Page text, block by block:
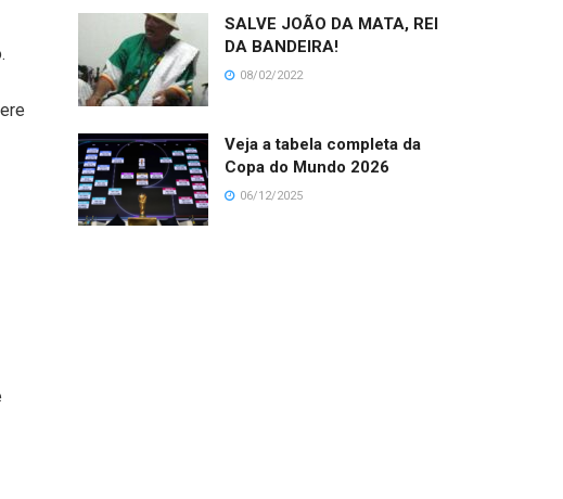
SALVE JOÃO DA MATA, REI
DA BANDEIRA!
08/02/2022
Veja a tabela completa da
Copa do Mundo 2026
06/12/2025